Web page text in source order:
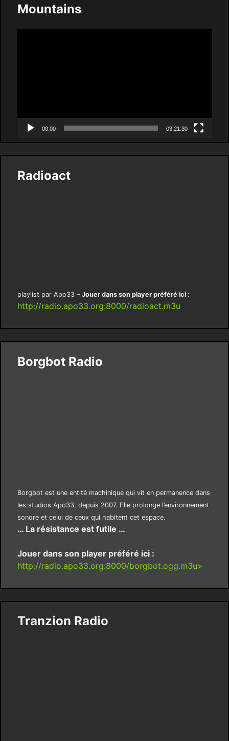
Mountains
00:00 03:21:30
Radioact
playlist par Apo33 – Jouer dans son player préféré ici :
http://radio.apo33.org:8000/radioact.m3u
Borgbot Radio
Borgbot est une entité machinique qui vit en permanence dans
les studios Apo33, depuis 2007. Elle prolonge l’environnement
sonore et celui de ceux qui habitent cet espace.
… La résistance est futile …
Jouer dans son player préféré ici :
http://radio.apo33.org:8000/borgbot.ogg.m3u>
Tranzion Radio